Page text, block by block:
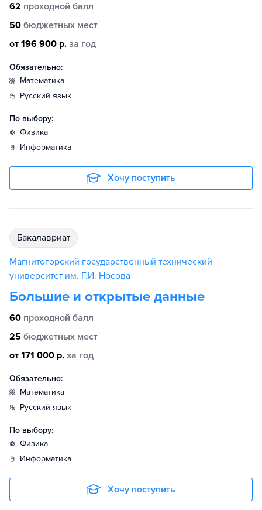
62 проходной балл
50 бюджетных мест
от 196 900 р. за год
Обязательно:
математика
русский язык
По выбору:
физика
информатика
Хочу поступить
бакалавриат
Магнитогорский государственный технический
университет им. Г.И. Носова
Большие и открытые данные
60 проходной балл
25 бюджетных мест
от 171 000 р. за год
Обязательно:
математика
русский язык
По выбору:
физика
информатика
Хочу поступить